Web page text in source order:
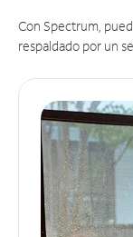
Con Spectrum,
respaldado por un